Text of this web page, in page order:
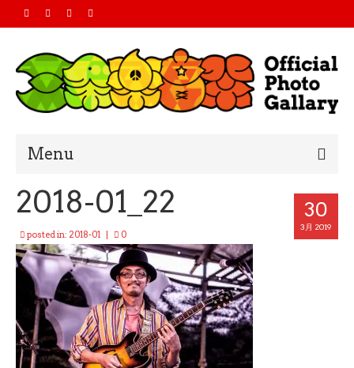
Menu
Home
2019
2018
2017
2016
All Photo
30
3月 2019
2018-01_22
posted in: 2018-01 0